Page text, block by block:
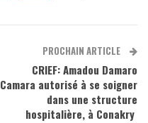
PROCHAIN ARTICLE
CRIEF: Amadou Damaro
Camara autorisé à se soigner
dans une structure
hospitalière, à Conakry